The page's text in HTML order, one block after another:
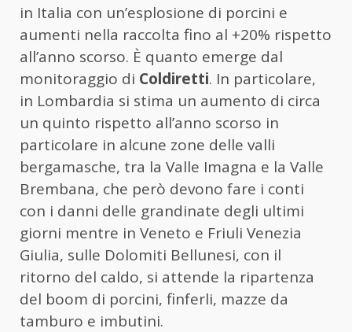
in Italia con un’esplosione di porcini e
aumenti nella raccolta fino al +20% rispetto
all’anno scorso. È quanto emerge dal
monitoraggio di Coldiretti. In particolare,
in Lombardia si stima un aumento di circa
un quinto rispetto all’anno scorso in
particolare in alcune zone delle valli
bergamasche, tra la Valle Imagna e la Valle
Brembana, che però devono fare i conti
con i danni delle grandinate degli ultimi
giorni mentre in Veneto e Friuli Venezia
Giulia, sulle Dolomiti Bellunesi, con il
ritorno del caldo, si attende la ripartenza
del boom di porcini, finferli, mazze da
tamburo e imbutini.